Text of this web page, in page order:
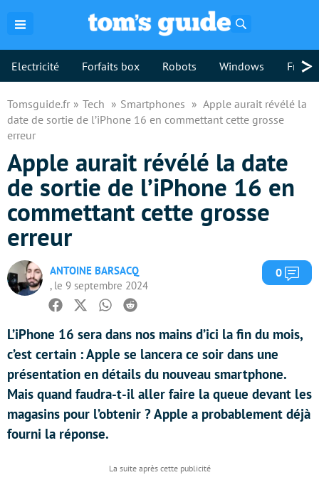
Electricité Forfaits box Robots Windows >
Tomsguide.fr Tech Smartphones
Apple aurait révélé la
date de sortie de l’iPhone 16 en commettant cette grosse
erreur
Apple aurait révélé la date
de sortie de l’iPhone 16 en
commettant cette grosse
erreur
ANTOINE BARSACQ
, le 9 septembre 2024
0
Facebook
TwitterWhatsapp
Reddit
L’iPhone 16 sera dans nos mains d’ici la fin du mois,
c’est certain : Apple se lancera ce soir dans une
présentation en détails du nouveau smartphone.
Mais quand faudra-t-il aller faire la queue devant les
magasins pour l’obtenir ? Apple a probablement déjà
fourni la réponse.